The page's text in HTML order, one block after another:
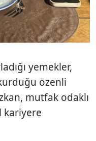
yemekler,
özenli
mutfak odaklı
kariyere